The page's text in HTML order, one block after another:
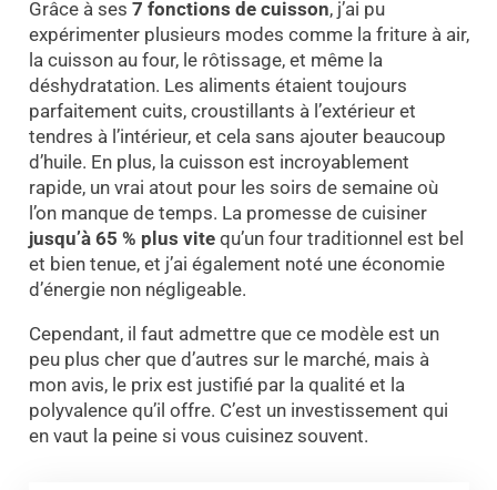
Grâce à ses 7 fonctions de cuisson, j’ai pu
expérimenter plusieurs modes comme la friture à air,
la cuisson au four, le rôtissage, et même la
déshydratation. Les aliments étaient toujours
parfaitement cuits, croustillants à l’extérieur et
tendres à l’intérieur, et cela sans ajouter beaucoup
d’huile. En plus, la cuisson est incroyablement
rapide, un vrai atout pour les soirs de semaine où
l’on manque de temps. La promesse de cuisiner
jusqu’à 65 % plus vitequ’un four traditionnel est bel
et bien tenue, et j’ai également noté une économie
d’énergie non négligeable.
Cependant, il faut admettre que ce modèle est un
peu plus cher que d’autres sur le marché, mais à
mon avis, le prix est justifié par la qualité et la
polyvalence qu’il offre. C’est un investissement qui
en vaut la peine si vous cuisinez souvent.